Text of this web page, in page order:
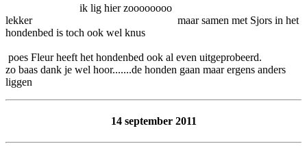
ik lig hier zoooooooo
lekker maar samen met Sjors in het
hondenbed is toch ook wel knus
poes Fleur heeft het hondenbed ook al even uitgeprobeerd.
zo baas dank je wel hoor.......de honden gaan maar ergens anders
liggen
14 september 2011